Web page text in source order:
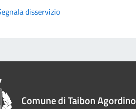
disservizio
Comune di Taibon Agordino